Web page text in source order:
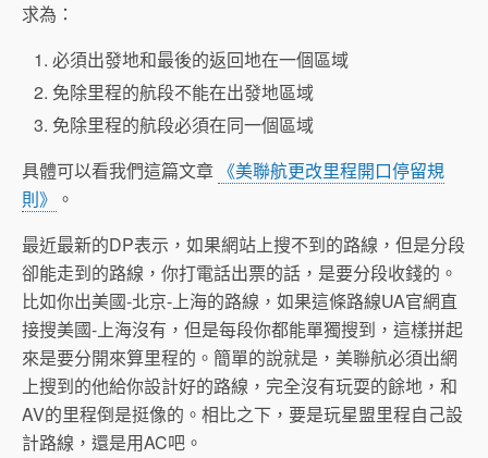
求為：
必須出發地和最後的返回地在一個區域
免除里程的航段不能在出發地區域
免除里程的航段必須在同一個區域
具體可以看我們這篇文章 《美聯航更改里程開口停留規
則》 。
最近最新的DP表示，如果網站上搜不到的路線，但是分段
卻能走到的路線，你打電話出票的話，是要分段收錢的。
比如你出美國-北京-上海的路線，如果這條路線UA官網直
接搜美國-上海沒有，但是每段你都能單獨搜到，這樣拼起
來是要分開來算里程的。簡單的說就是，美聯航必須出網
上搜到的他給你設計好的路線，完全沒有玩耍的餘地，和
AV的里程倒是挺像的。相比之下，要是玩星盟里程自己設
計路線，還是用AC吧。